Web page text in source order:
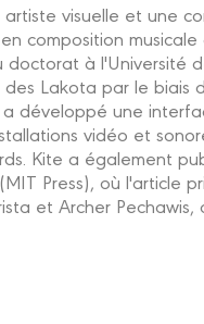
visuelle et une
composition
à l'Université
Lakota par le biais
développé une
vidéo et
Kite a également
Press), où l'article
et Archer Pechawis,